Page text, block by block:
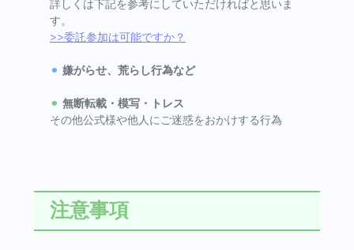
詳しくは下記を参考にしていただければと思いま
す。
>>委託参加は可能ですか？
⚫︎ 嫌がらせ、荒らし行為など
⚫︎ 無断転載・模写・トレス
その他公式様や他人にご迷惑をおかけする行為
注意事項